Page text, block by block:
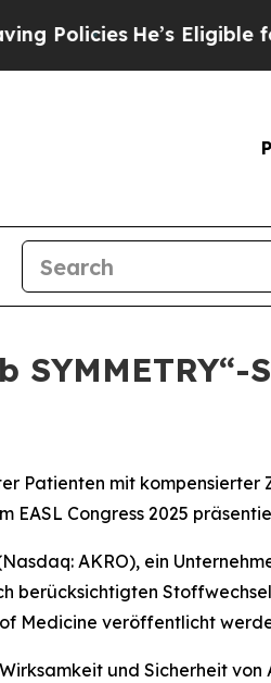
He’s Eligible for Up to
Patienten mit kompensierter
EASL Congress 2025
AKRO), ein
berücksichtigten
Medicine veröffentlicht
und Sicherheit von